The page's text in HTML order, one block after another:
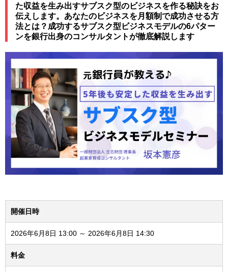
た収益を生み出すサブスク型のビジネスを作る秘訣をお
伝えします。あなたのビジネスを月額制で成功させる方
法とは？成功するサブスク型ビジネスモデルの6パター
ンを銀行出身のコンサルタントが徹底解説します
開催日時
2026年6月8日 13:00 ～ 2026年6月8日 14:30
料金